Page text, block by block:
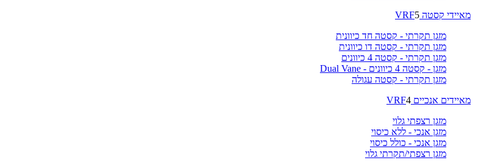
מאיידי קסטה VRF 5
מזגן תקרתי - קסטה חד כיוונית
מזגן תקרתי - קסטה דו כיוונית
מזגן תקרתי - קסטה 4 כיוונים
מזגן - קסטה 4 כיוונים - Dual Vane
מזגן תקרתי - קסטה עגולה
מאיידים אנכיים VRF 4
מזגן רצפתי גלוי
מזגן אנכי - ללא כיסוי
מזגן אנכי - כולל כיסוי
מזגן רצפתי/תקרתי גלוי